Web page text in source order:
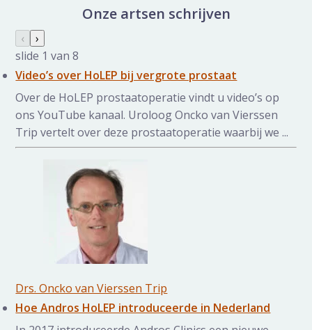
Onze artsen schrijven
Nieuws galerij overslaan
Vorige slide
‹ Volgende slide
›
slide 1 van 8
Video’s over HoLEP bij vergrote prostaat
Over de HoLEP prostaatoperatie vindt u video’s op
ons YouTube kanaal. Uroloog Oncko van Vierssen
Trip vertelt over deze prostaatoperatie waarbij we ...
Drs. Oncko van Vierssen Trip
Hoe Andros HoLEP introduceerde in Nederland